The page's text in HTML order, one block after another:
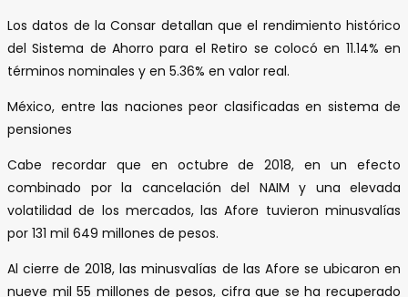
Los datos de la Consar detallan que el rendimiento histórico
del Sistema de Ahorro para el Retiro se colocó en 11.14% en
términos nominales y en 5.36% en valor real.
México, entre las naciones peor clasificadas en sistema de
pensiones
Cabe recordar que en octubre de 2018, en un efecto
combinado por la cancelación del NAIM y una elevada
volatilidad de los mercados, las Afore tuvieron minusvalías
por 131 mil 649 millones de pesos.
Al cierre de 2018, las minusvalías de las Afore se ubicaron en
nueve mil 55 millones de pesos, cifra que se ha recuperado